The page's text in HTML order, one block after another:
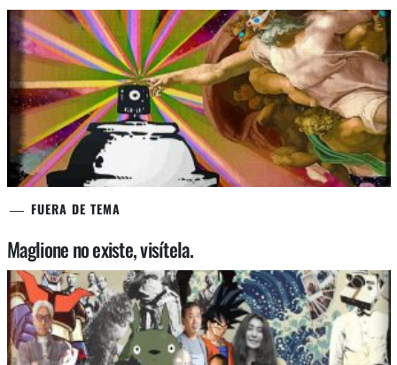
FUERA DE TEMA
Maglione no existe, visítela.